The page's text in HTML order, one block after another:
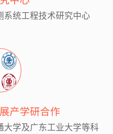
系统工程技术研究中心
产学研合作
大学及广东工业大学等科